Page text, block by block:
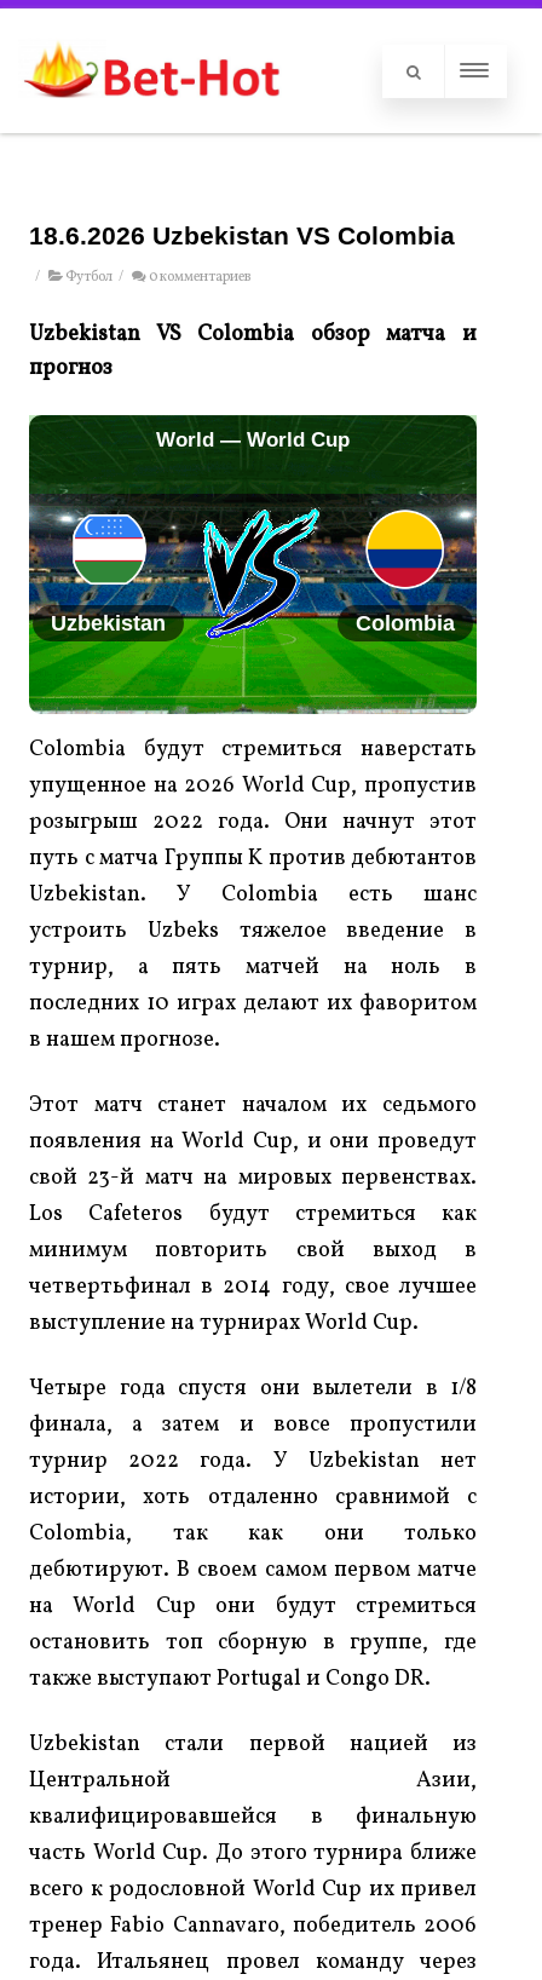
18.6.2026 Uzbekistan VS Colombia
/ Футбол / 0 комментариев
Uzbekistan VS Colombia обзор матча и
прогноз
World — World Cup
Uzbekistan Colombia
Colombia будут стремиться наверстать
упущенное на 2026 World Cup, пропустив
розыгрыш 2022 года. Они начнут этот
путь с матча Группы K против дебютантов
Uzbekistan. У Colombia есть шанс
устроить Uzbeks тяжелое введение в
турнир, а пять матчей на ноль в
последних 10 играх делают их фаворитом
в нашем прогнозе.
Этот матч станет началом их седьмого
появления на World Cup, и они проведут
свой 23-й матч на мировых первенствах.
Los Cafeteros будут стремиться как
минимум повторить свой выход в
четвертьфинал в 2014 году, свое лучшее
выступление на турнирах World Cup.
Четыре года спустя они вылетели в 1/8
финала, а затем и вовсе пропустили
турнир 2022 года. У Uzbekistan нет
истории, хоть отдаленно сравнимой с
Colombia, так как они только
дебютируют. В своем самом первом матче
на World Cup они будут стремиться
остановить топ сборную в группе, где
также выступают Portugal и Congo DR.
Uzbekistan стали первой нацией из
Центральной Азии,
квалифицировавшейся в финальную
часть World Cup. До этого турнира ближе
всего к родословной World Cup их привел
тренер Fabio Cannavaro, победитель 2006
года. Итальянец провел команду через